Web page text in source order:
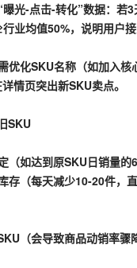
光-点击-转化”数据：若
业均值50%，说明用户接
优化SKU名称（如加入核
情页突出新SKU卖点。
SKU
（如达到原SKU日销量的
存（每天减少10-20件，
（会导致商品动销率骤